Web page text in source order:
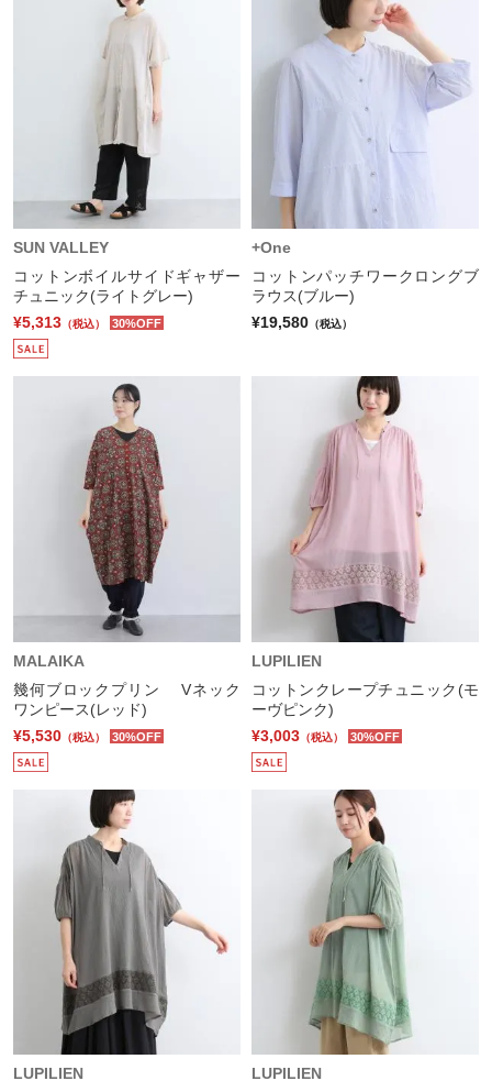
SUN VALLEY
コットンボイルサイドギャザー
チュニック(ライトグレー)
¥5,313 （税込） 30%OFF
+One
コットンパッチワークロングブ
ラウス(ブルー)
¥19,580 （税込）
MALAIKA
幾何ブロックプリン Vネック
ワンピース(レッド)
¥5,530 （税込） 30%OFF
LUPILIEN
コットンクレープチュニック(モ
ーヴピンク)
¥3,003 （税込） 30%OFF
LUPILIEN
LUPILIEN